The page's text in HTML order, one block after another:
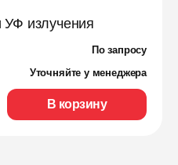
УФ излучения
По запросу
Уточняйте у менеджера
В корзину